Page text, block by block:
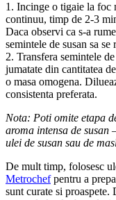
1. Incinge o tigaie la foc
continuu, timp de 2-3
Daca observi ca s-a
semintele de susan sa se
2. Transfera semintele
jumatate din cantitatea
o masa omogena.
consistenta preferata.
Nota: Poti omite etapa
aroma intensa de susan
ulei de susan sau de
De mult timp, folosesc
Metrochefpentru a
sunt curate si proaspete.